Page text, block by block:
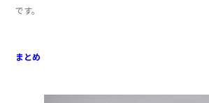
です。
まとめ